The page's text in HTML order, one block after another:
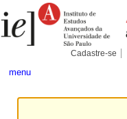
para
conteúdo.
Pessoais
Cadastre-se
menu